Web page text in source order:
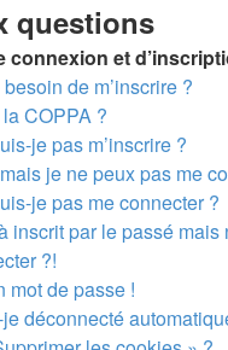
questions
connexion et
de m’inscrire ?
COPPA ?
je pas m’inscrire ?
je ne peux pas me
je pas me connecter ?
inscrit par le passé
?!
mot de passe !
déconnecté